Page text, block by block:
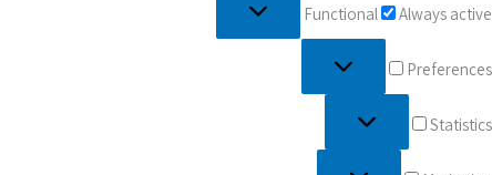
Functional Always active
Preferences
Statistics